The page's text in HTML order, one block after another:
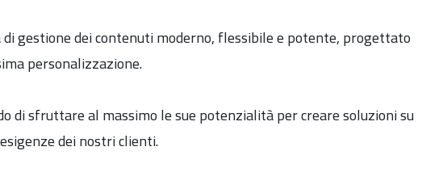
di gestione dei contenuti moderno, flessibile e potente, progettato
personalizzazione.
di sfruttare al massimo le sue potenzialità per creare soluzioni su
dei nostri clienti.